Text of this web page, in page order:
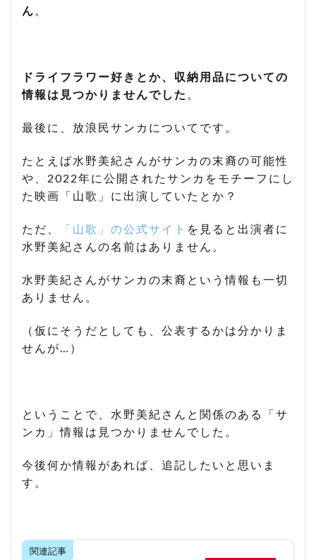
ん
ドライフラワー好きとか、収納用品についての
情報は見つかりませんでした
最後に、放浪民サンカについてです。
たとえば水野美紀さんがサンカの末裔の可能性
や、2022年に公開されたサンカをモチーフにし
た映画「山歌」に出演していたとか？
ただ、 「山歌」の公式サイト を見ると出演者に
水野美紀さんの名前はありません。
水野美紀さんがサンカの末裔という情報も一切
ありません。
（仮にそうだとしても、公表するかは分かりま
せんが…）
ということで、水野美紀さんと関係のある「サ
ンカ」情報は見つかりませんでした。
今後何か情報があれば、追記したいと思いま
す。
関連記事